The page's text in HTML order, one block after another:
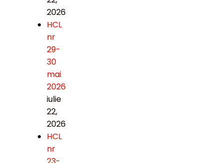
2026
HCL
nr
29-
30
mai
2026
iulie
22,
2026
HCL
nr